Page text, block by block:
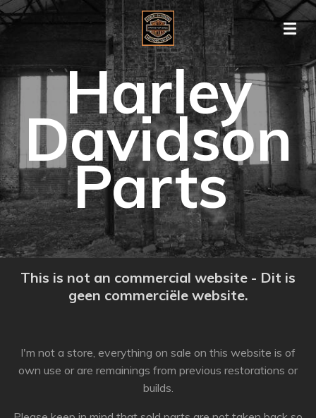
Ga
de
hoofdinhoudHarley
Davidson
Parts
This is not an commercial website - Dit is
geen commerciële website.
I'm not a store, everything on sale on this website is of
own use or are remainings from previous restorations or
builds.